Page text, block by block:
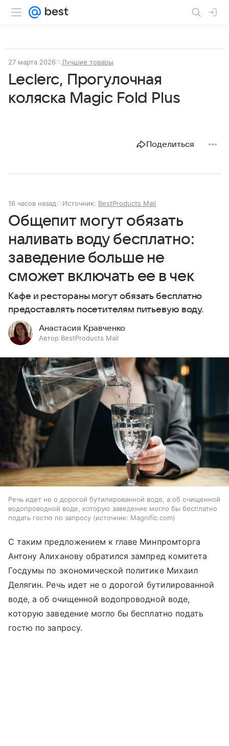
27 марта 2026 Лучшие товары
Leclerc, Прогулочная
коляска Magic Fold Plus
Поделиться
16 часов назад Источник: BestProducts Mail
Общепит могут обязать
наливать воду бесплатно:
заведение больше не
сможет включать ее в чек
Кафе и рестораны могут обязать бесплатно
предоставлять посетителям питьевую воду.
Анастасия Кравченко
Автор BestProducts Mail
Речь идет не о дорогой бутилированной воде, а об очищенной
водопроводной воде, которую заведение могло бы бесплатно
подать гостю по запросу
источник: Magnific.com
С таким предложением к главе Минпромторга
Антону Алиханову обратился зампред комитета
Госдумы по экономической политике Михаил
Делягин. Речь идет не о дорогой бутилированной
воде, а об очищенной водопроводной воде,
которую заведение могло бы бесплатно подать
гостю по запросу.